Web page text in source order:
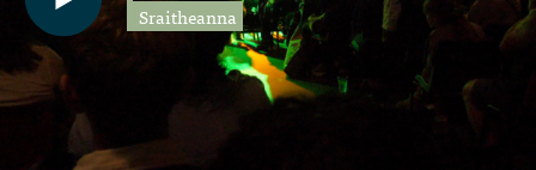
Sraitheanna